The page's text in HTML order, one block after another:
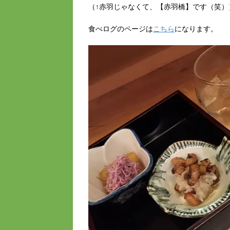
（↑赤羽じゃなくて、【赤羽橋】です（笑
食べログのページはこちらになります。